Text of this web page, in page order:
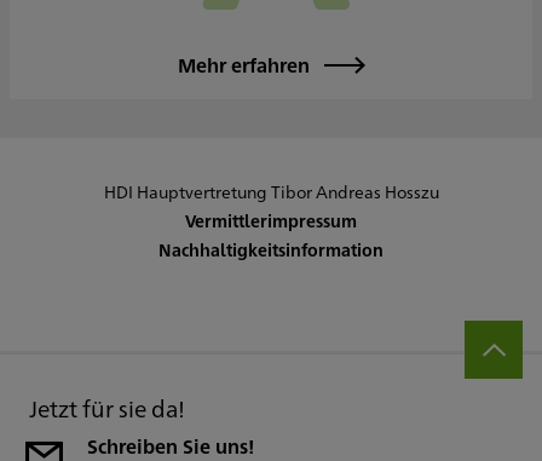
Mehr erfahren
HDI Hauptvertretung Tibor Andreas Hosszu
Vermittlerimpressum
Nachhaltigkeitsinformation
Jetzt für sie da!
Schreiben Sie uns!